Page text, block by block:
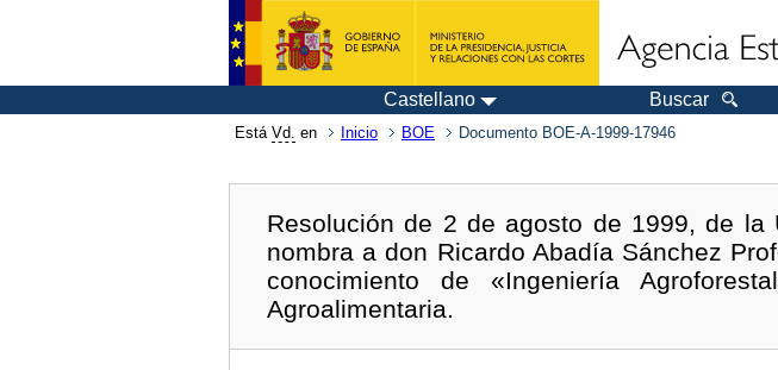
Castellano Buscar
Está Vd. en Inicio BOE Documento BOE-A-1999-17946
Resolución de 2 de agosto de 1999, de la
nombra a don Ricardo Abadía Sánchez
conocimiento de «Ingeniería
Agroalimentaria.